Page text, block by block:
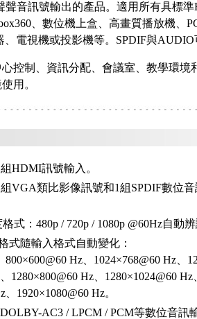
聲音訊號輸出的產品。適用所有具標
、數位機上盒、高畫質播放機、
電視機或投影機等。SPDIF與
控制、資訊分配、會議室、教學環境
用。
HDMI訊號輸入。
VGA類比影像訊號和1組SPDIF數位
式：480p / 720p / 1080p @60Hz自動
式隨輸入格式自動變化：
800×600@60 Hz、1024×768@60 Hz、
1280×800@60 Hz、1280×1024@60
、1920×1080@60 Hz。
AC3 / LPCM / PCM等數位音訊